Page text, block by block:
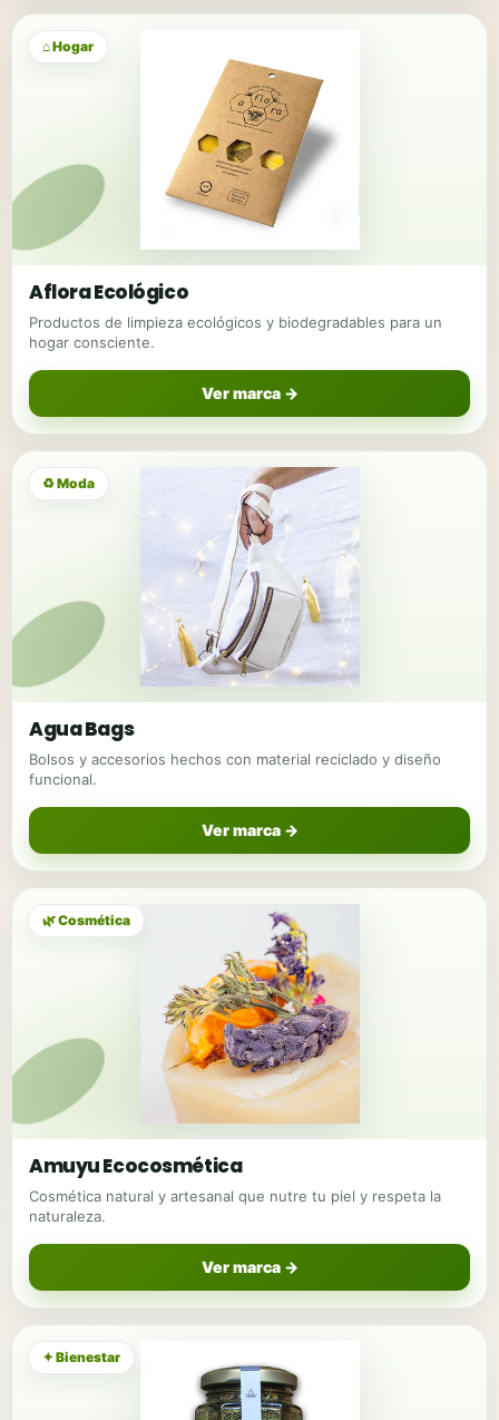
⌂ Hogar
Aflora Ecológico
Productos de limpieza ecológicos y biodegradables para un
hogar consciente.
Ver marca →
♻ Moda
Agua Bags
Bolsos y accesorios hechos con material reciclado y diseño
funcional.
Ver marca →
🌿 Cosmética
Amuyu Ecocosmética
Cosmética natural y artesanal que nutre tu piel y respeta la
naturaleza.
Ver marca →
✦ Bienestar